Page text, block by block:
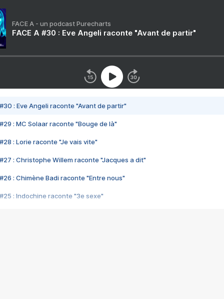
FACE A - un podcast Purecharts
FACE A #30 : Eve Angeli raconte "Avant de partir"
#30 : Eve Angeli raconte "Avant de partir"
#29 : MC Solaar raconte "Bouge de là"
#28 : Lorie raconte "Je vais vite"
#27 : Christophe Willem raconte "Jacques a dit"
#26 : Chimène Badi raconte "Entre nous"
#25 : Indochine raconte "3e sexe"